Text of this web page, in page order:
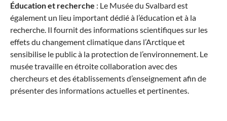
Stratic
Éducation et recherche : Le Musée du Svalbard est
également un lieu important dédié à l’éducation et à la
recherche. Il fournit des informations scientifiques sur les
effets du changement climatique dans l’Arctique et
sensibilise le public à la protection de l’environnement. Le
musée travaille en étroite collaboration avec des
chercheurs et des établissements d’enseignement afin de
présenter des informations actuelles et pertinentes.